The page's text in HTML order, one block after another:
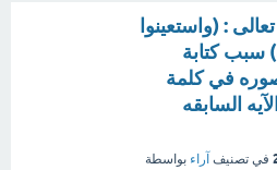
: (واستعينوا
سبب كتابة
في كلمة
السابقه
في تصنيف آراء بواسطة